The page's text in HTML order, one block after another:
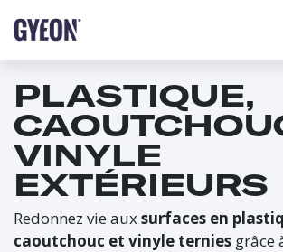
PLASTIQUE,
VINYLE
EXTÉRIEURS
Redonnez vie auxsurfaces en
caoutchouc et vinyle ternies grâce